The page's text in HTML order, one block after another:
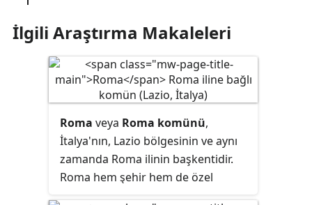
İlgili Araştırma Makaleleri
Roma veya Roma komünü,
İtalya'nın, Lazio bölgesinin ve aynı
zamanda Roma ilinin başkentidir.
Roma hem şehir hem de özel